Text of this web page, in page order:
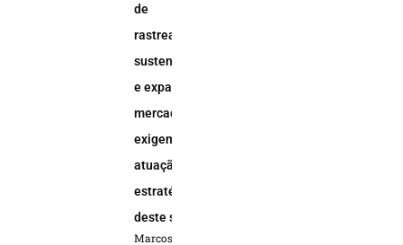
de
rastreabilidade,
sustentabilidade
e expansão do
mercado animal
exigem uma
atuação
estratégica
deste setor
Marcos Soares